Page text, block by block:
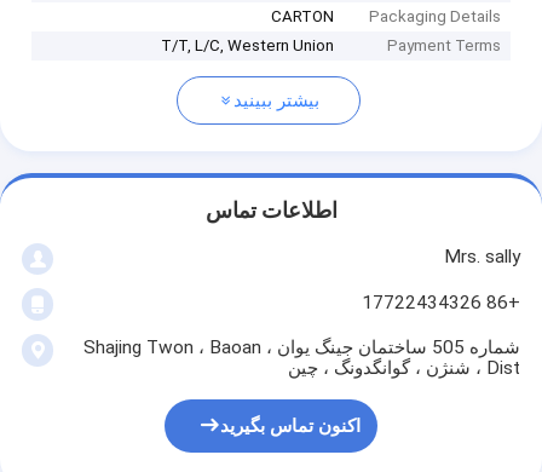
Packaging Details
CARTON
Payment Terms
T/T, L/C, Western Union
بیشتر ببینید
اطلاعات تماس
Mrs. sally
+86 17722434326
شماره 505 ساختمان جینگ یوان ، Shajing Twon ، Baoan
Dist ، شنژن ، گوانگدونگ ، چین
اکنون تماس بگیرید